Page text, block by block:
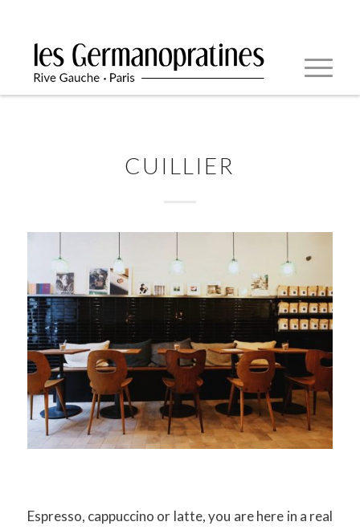
CUILLIER
Espresso, cappuccino or latte, you are here in a real